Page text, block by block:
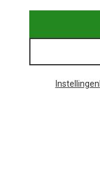
Instellingen